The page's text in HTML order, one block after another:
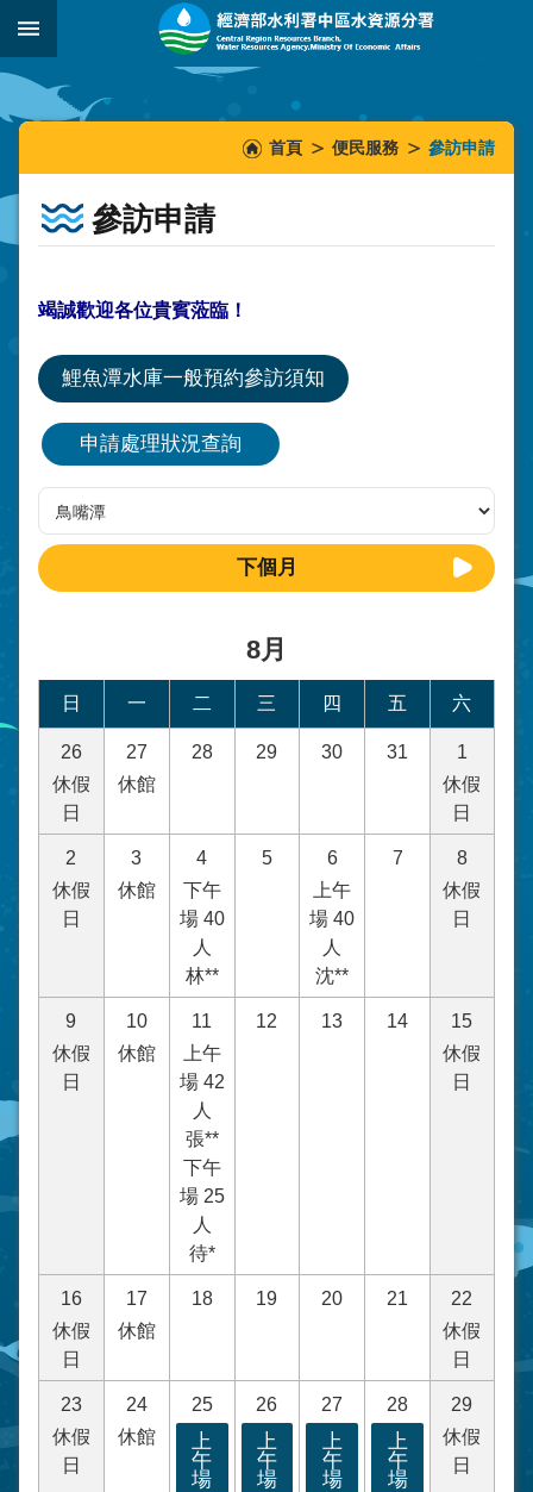
跳到主要內容區塊
_
::::::
首頁 便民服務 參訪申請
參訪申請
竭誠歡迎各位貴賓蒞臨！
鯉魚潭水庫一般預約參訪須知
申請處理狀況查詢
下個月
8月
日 一 二 三 四 五 六
26
休假
日
27
休館
28 29 30 31
1
休假
日
2
休假
日
3
休館
4
下午
場 40
人
林**
5
6
上午
場 40
人
沈**
7
8
休假
日
9
休假
日
10
休館
11
上午
場 42
人
張**
下午
場 25
人
待*
12 13 14
15
休假
日
16
休假
日
17
休館
18 19 20 21
22
休假
日
23
休假
日
24
休館
25
上
午
場
26
上
午
場
27
上
午
場
28
上
午
場
29
休假
日